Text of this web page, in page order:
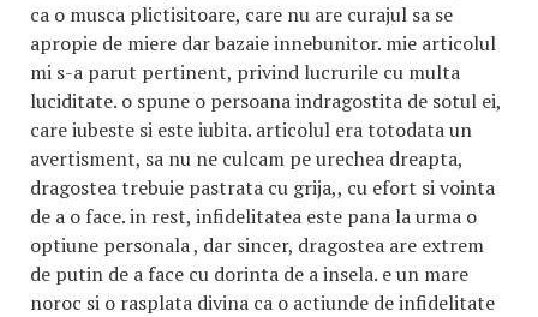
ca o musca plictisitoare, care nu are curajul sa se
apropie de miere dar bazaie innebunitor. mie articolul
mi s-a parut pertinent, privind lucrurile cu multa
luciditate. o spune o persoana indragostita de sotul ei,
care iubeste si este iubita. articolul era totodata un
avertisment, sa nu ne culcam pe urechea dreapta,
dragostea trebuie pastrata cu grija,, cu efort si vointa
de a o face. in rest, infidelitatea este pana la urma o
optiune personala , dar sincer, dragostea are extrem
de putin de a face cu dorinta de a insela. e un mare
noroc si o rasplata divina ca o actiunde de infidelitate